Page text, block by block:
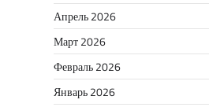
Апрель 2026
Март 2026
Февраль 2026
Январь 2026